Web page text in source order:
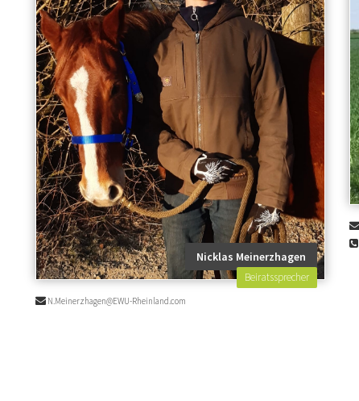
Nicklas Meinerzhagen
Beiratssprecher
N.Meinerzhagen@EWU-Rheinland.com